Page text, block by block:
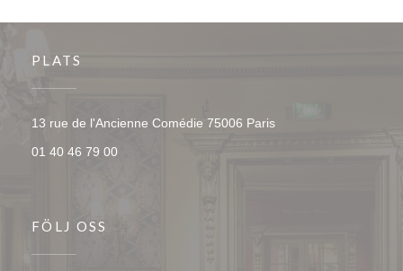
PLATS
13 rue de l'Ancienne Comédie 75006 Paris((öppnas i ett nytt
01 40 46 79 00
FÖLJ OSS